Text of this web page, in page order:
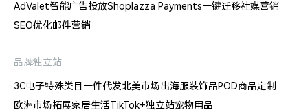
AdValet智能广告投放Shoplazza Payments一键迁移社媒营销
SEO优化邮件营销
品牌独立站
3C电子特殊类目 一件代发北美市场出海服装饰品POD商品定制
欧洲市场拓展家居生活TikTok+独立站宠物用品